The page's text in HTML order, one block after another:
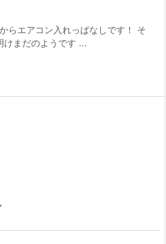
らエアコン入れっぱなしです！ そ
けまだのようです ...